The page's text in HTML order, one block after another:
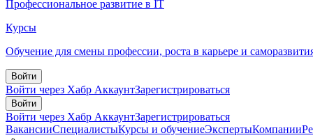
Профессиональное развитие в IT
Курсы
Обучение для смены профессии, роста в карьере и
Войти
Войти через Хабр АккаунтЗарегистрироваться
Войти
Войти через Хабр АккаунтЗарегистрироваться
ВакансииСпециалистыКурсы и обучениеЭкспертыКомпании